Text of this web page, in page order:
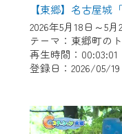
【東郷】名古屋城
2026年5月18日～5
テーマ：東郷町の
再生時間：00:03:01
登録日：2026/05/19